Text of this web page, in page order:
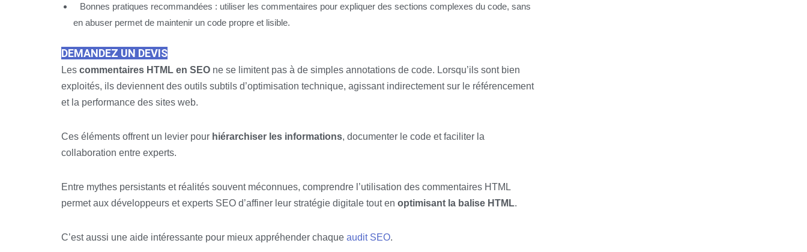
Bonnes pratiques recommandées : utiliser les commentaires pour expliquer des sections complexes du code, sans
en abuser permet de maintenir un code propre et lisible.
DEMANDEZ UN DEVIS
Les commentaires HTML en SEO ne se limitent pas à de simples annotations de code. Lorsqu’ils sont bien
exploités, ils deviennent des outils subtils d’optimisation technique, agissant indirectement sur le référencement
et la performance des sites web.
Ces éléments offrent un levier pour hiérarchiser les informations, documenter le code et faciliter la
collaboration entre experts.
Entre mythes persistants et réalités souvent méconnues, comprendre l’utilisation des commentaires HTML
permet aux développeurs et experts SEO d’affiner leur stratégie digitale tout en optimisant la balise HTML.
C’est aussi une aide intéressante pour mieux appréhender chaque audit SEO.